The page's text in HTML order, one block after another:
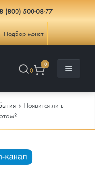
8 (800) 500-08-77
Подбор монет
0
0
Появится ли в